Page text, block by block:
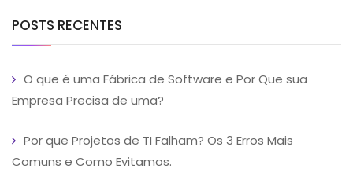
POSTS RECENTES
O que é uma Fábrica de Software e Por Que sua
Empresa Precisa de uma?
Por que Projetos de TI Falham? Os 3 Erros Mais
Comuns e Como Evitamos.